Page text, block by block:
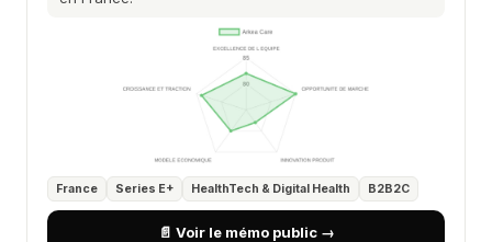
France Series E+ HealthTech & Digital Health B2B2C
📄 Voir le mémo public →